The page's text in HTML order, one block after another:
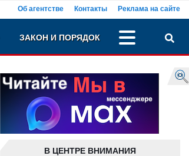
Об агентстве Контакты Реклама на сайте
ЗАКОН И ПОРЯДОК
В ЦЕНТРЕ ВНИМАНИЯ